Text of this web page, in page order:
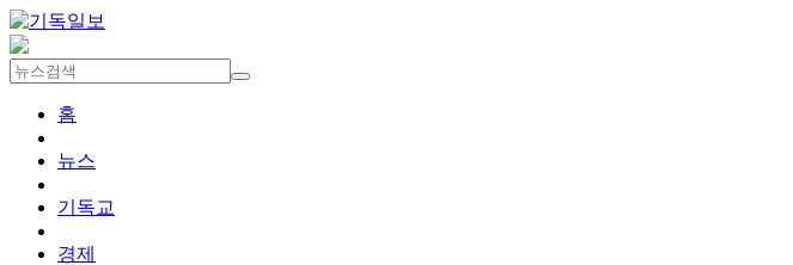
홈
뉴스
기독교
경제